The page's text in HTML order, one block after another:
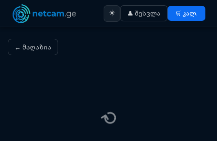
☀️ 👤 შესვლა 🛒 კალ.
← მაღაზია
⟳